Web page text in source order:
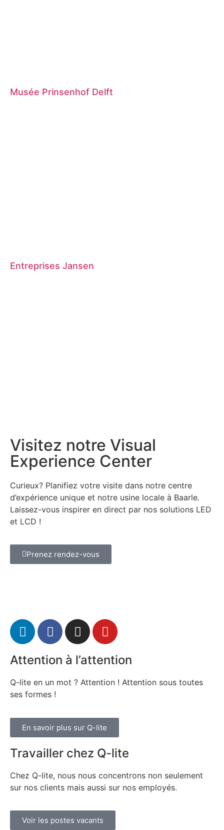
Musée Prinsenhof Delft
Entreprises Jansen
Visitez notre Visual
Experience Center
Curieux? Planifiez votre visite dans notre centre
d’expérience unique et notre usine locale à Baarle.
Laissez-vous inspirer en direct par nos solutions LED
et LCD !
Prenez rendez-vous
Attention à l’attention
Q-lite en un mot ? Attention ! Attention sous toutes
ses formes !
En savoir plus sur Q-lite
Travailler chez Q-lite
Chez Q-lite, nous nous concentrons non seulement
sur nos clients mais aussi sur nos employés.
Voir les postes vacants